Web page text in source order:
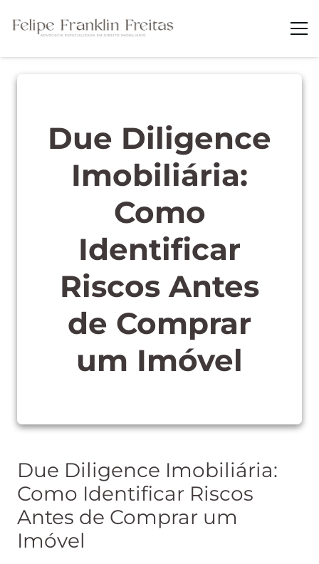
Due Diligence
Imobiliária:
Como
Identificar
Riscos Antes
de Comprar
um Imóvel
Due Diligence Imobiliária:
Como Identificar Riscos
Antes de Comprar um
Imóvel